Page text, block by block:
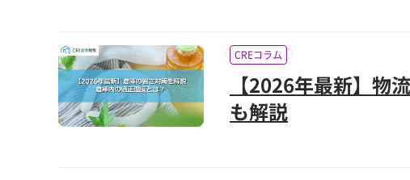
CREコラム
【2026年最新】物
も解説